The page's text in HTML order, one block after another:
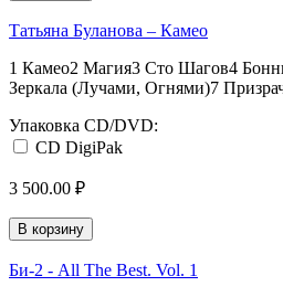
Татьяна Буланова – Камео
1 Камео2 Магия3 Сто Шагов4
Зеркала (Лучами, Огнями)7
Упаковка CD/DVD:
CD DigiPak
3 500.00 ₽
В корзину
Би-2 - All The Best. Vol. 1